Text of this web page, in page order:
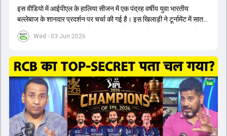
Wed - 03 Jun 2026
इस वीडियो में आईपीएल के हालिया सीजन में एक पंद्रह वर्षीय युवा भारतीय
बल्लेबाज के शानदार प्रदर्शन पर चर्चा की गई है। इस खिलाड़ी ने टूर्नामेंट में सात
सौ छिहत्तर रन बनाकर ऑरेंज कैप और मोस्ट वैल्युएबल प्लेयर का खिताब अपने नाम
किया है। वीडियो में बताया गया है कि ऑस्ट्रेलियाई टीम के वर्तमान कप्तान और
ऑस्ट्रेलियाई कप्तान के अनुसार, शुरुआत में लोगों को इस खिलाड़ी के प्रदर्शन पर
संदेह था, लेकिन अब उसने खुद को एक बेहतरीन बल्लेबाज साबित कर दिया है जो
गेंद को बाउंड्री के काफी पार मारने की क्षमता रखता है। वहीं, इंग्लैंड के पूर्व कप्तान
ने कहा कि टूर्नामेंट जीतने वाली टीम के अलावा इस सीजन की सबसे बड़ी बात इस
युवा खिलाड़ी का प्रदर्शन रहा है, जिसे देखने के लिए स्टेडियम में भारी भीड़ उमड़ती
थी। शानदार प्रदर्शन के बाद इस युवा खिलाड़ी को श्रीलंका में होने वाली
त्रिकोणीय सीरीज के लिए इंडिया ए टीम में भी शामिल कर लिया गया है।